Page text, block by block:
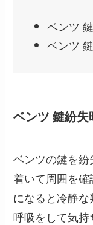
ベンツ
ベンツ
ベンツ 鍵紛
ベンツの鍵を
着いて周囲を
になると冷静
呼吸をして気持